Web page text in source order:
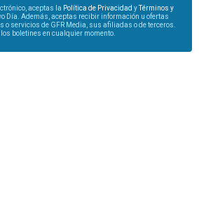
aceptas la Política de Privacidad yTérminos y
Día. Además, aceptas recibir información u ofertas
o servicios de GFR Media, sus afiliadas o de terceros.
boletines en cualquier momento.